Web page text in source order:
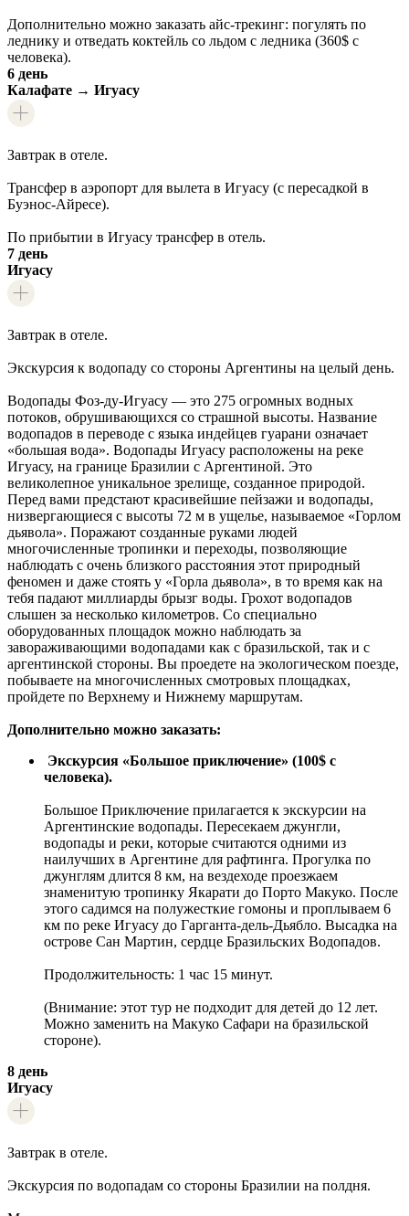
Дополнительно можно заказать айс-трекинг: погулять по
леднику и отведать коктейль со льдом с ледника (360$ с
человека).
6 день
Калафате → Игуасу
Завтрак в отеле.
Трансфер в аэропорт для вылета в Игуасу (с пересадкой в
Буэнос-Айресе).
По прибытии в Игуасу трансфер в отель.
7 день
Игуасу
Завтрак в отеле.
Экскурсия к водопаду со стороны Аргентины на целый день.
Водопады Фоз-ду-Игуасу — это 275 огромных водных
потоков, обрушивающихся со страшной высоты. Название
водопадов в переводе с языка индейцев гуарани означает
«большая вода». Водопады Игуасу расположены на реке
Игуасу, на границе Бразилии с Аргентиной. Это
великолепное уникальное зрелище, созданное природой.
Перед вами предстают красивейшие пейзажи и водопады,
низвергающиеся с высоты 72 м в ущелье, называемое «Горлом
дьявола». Поражают созданные руками людей
многочисленные тропинки и переходы, позволяющие
наблюдать с очень близкого расстояния этот природный
феномен и даже стоять у «Горла дьявола», в то время как на
тебя падают миллиарды брызг воды. Грохот водопадов
слышен за несколько километров. Со специально
оборудованных площадок можно наблюдать за
завораживающими водопадами как с бразильской, так и с
аргентинской стороны. Вы проедете на экологическом поезде,
побываете на многочисленных смотровых площадках,
пройдете по Верхнему и Нижнему маршрутам.
Дополнительно можно заказать:
Экскурсия «Большое приключение» (100$ с
человека).
Большое Приключение прилагается к экскурсии на
Аргентинские водопады. Пересекаем джунгли,
водопады и реки, которые считаются одними из
наилучших в Аргентине для рафтинга. Прогулка по
джунглям длится 8 км, на вездеходе проезжаем
знаменитую тропинку Якарати до Порто Макуко. После
этого садимся на полужесткие гомоны и проплываем 6
км по реке Игуасу до Гарганта-дель-Дьябло. Высадка на
острове Сан Мартин, сердце Бразильских Водопадов.
Продолжительность: 1 час 15 минут.
(Внимание: этот тур не подходит для детей до 12 лет.
Можно заменить на Макуко Сафари на бразильской
стороне).
8 день
Игуасу
Завтрак в отеле.
Экскурсия по водопадам со стороны Бразилии на полдня.